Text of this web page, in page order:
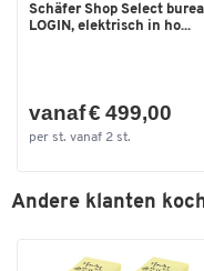
Schäfer Shop Select
LOGIN, elektrisch in ho...
vanaf € 499,00
per st. vanaf 2 st.
Andere klanten